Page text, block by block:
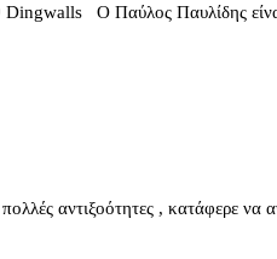
O Παύλος Παυλίδης είναι
αντιξοότητες , κατάφερε να